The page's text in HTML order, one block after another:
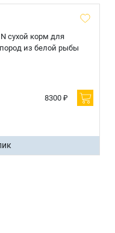
сухой корм для
из белой рыбы
8300 ₽